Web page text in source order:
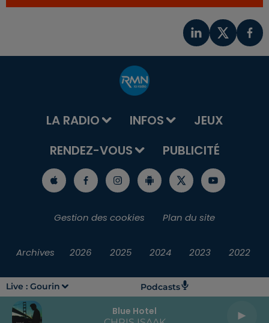
Live : Gourin Podcasts
Blue Hotel
LA RADIO INFOS
JEUX
RENDEZ-VOUS
PUBLICITÉ
Gestion des cookies Plan du site
Archives 2026 2025 2024 2023 2022